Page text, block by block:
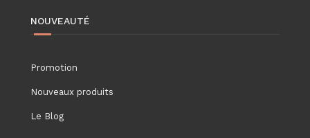
NOUVEAUTÉ
Promotion
Nouveaux produits
Le Blog